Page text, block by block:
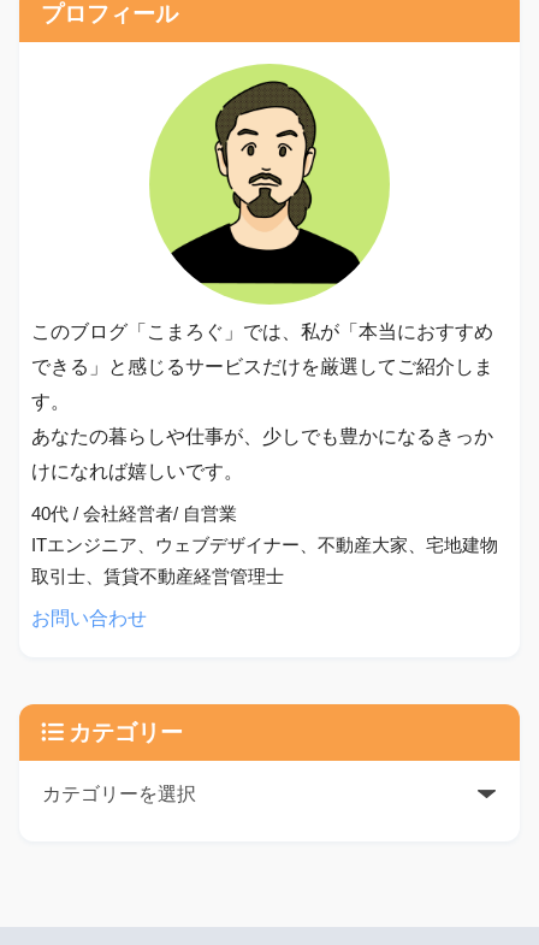
プロフィール
このブログ「こまろぐ」では、私が「本当におすすめ
できる」と感じるサービスだけを厳選してご紹介しま
す。
あなたの暮らしや仕事が、少しでも豊かになるきっか
けになれば嬉しいです。
40代 / 会社経営者/ 自営業
ITエンジニア、ウェブデザイナー、不動産大家、宅地建物
取引士、賃貸不動産経営管理士
お問い合わせ
カテゴリー